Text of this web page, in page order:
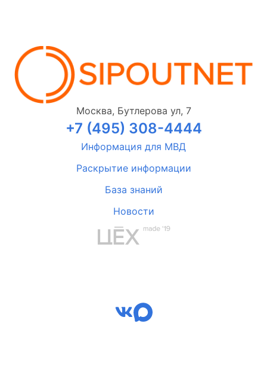
Москва, Бутлерова ул, 7
+7 (495) 308-4444
Информация для МВД
Раскрытие информации
База знаний
Новости